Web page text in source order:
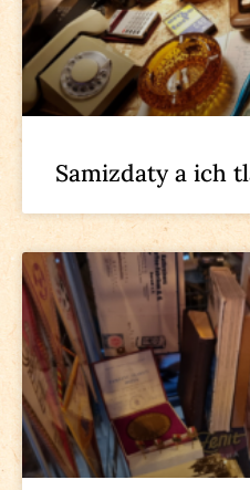
Samizdaty a ich